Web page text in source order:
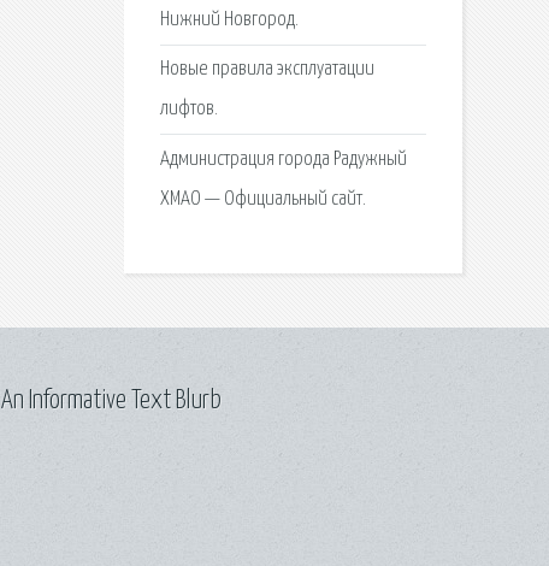
Нижний Новгород.
Новые правила эксплуатации
лифтов.
Администрация города Радужный
ХМАО — Официальный сайт.
An Informative Text Blurb